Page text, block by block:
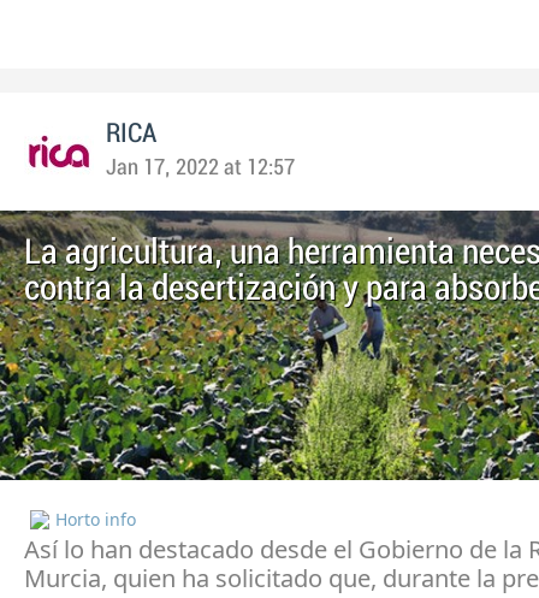
RICA
Jan 17, 2022 at 12:57
La agricultura, una herramienta
contra la desertización y para
Horto info
Así lo han destacado desde el Gobierno de la
Murcia, quien ha solicitado que, durante la